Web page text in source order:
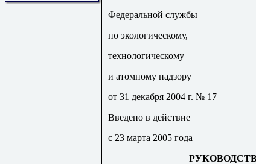
Федеральной службы
по экологическому,
технологическому
и атомному надзору
от 31 декабря 2004 г. № 17
Введено в действие
с 23 марта 2005 года